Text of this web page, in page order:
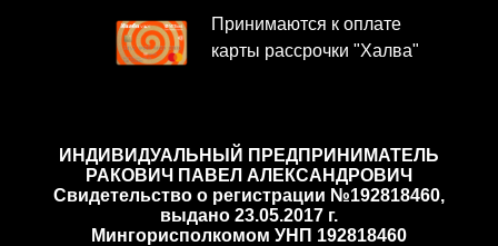
Принимаются к оплате
карты рассрочки "Халва"
ИНДИВИДУАЛЬНЫЙ ПРЕДПРИНИМАТЕЛЬ
РАКОВИЧ ПАВЕЛ АЛЕКСАНДРОВИЧ
Cвидетельство о регистрации №192818460,
выдано 23.05.2017 г.
Мингорисполкомом УНП 192818460